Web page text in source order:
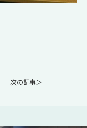
次の記事＞